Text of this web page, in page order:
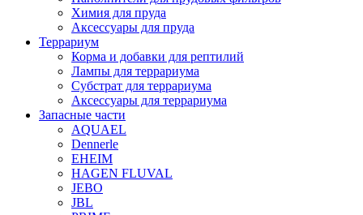
Химия для пруда
Аксессуары для пруда
Террариум
Корма и добавки для рептилий
Лампы для террариума
Субстрат для террариума
Аксессуары для террариума
Запасные части
AQUAEL
Dennerle
EHEIM
HAGEN FLUVAL
JEBO
JBL